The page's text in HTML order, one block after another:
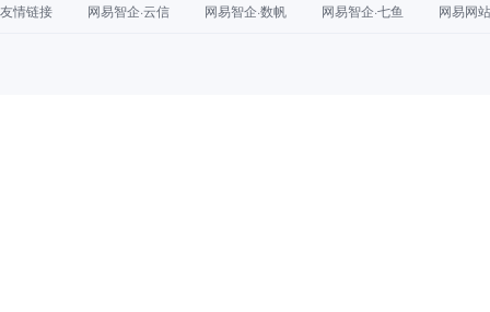
友情链接 网易智企·云信 网易智企·数帆 网易智企·七鱼 网易网